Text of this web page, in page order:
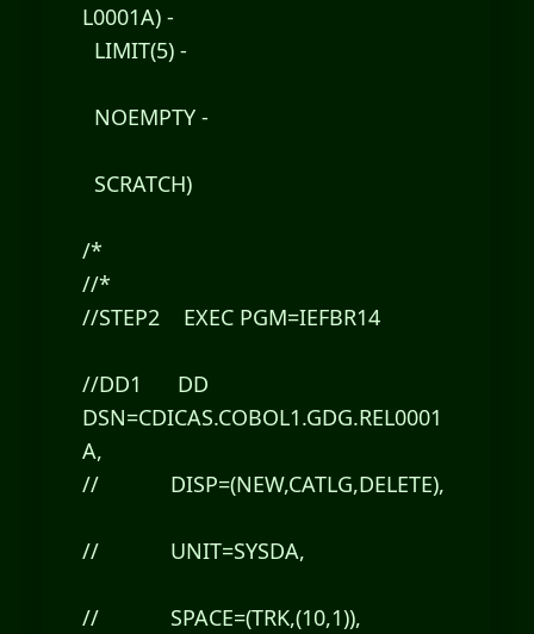
L0001A) -
LIMIT(5) -
NOEMPTY -
SCRATCH)
/*
//*
//STEP2 EXEC PGM=IEFBR14
//DD1 DD
DSN=CDICAS.COBOL1.GDG.REL0001
A,
// DISP=(NEW,CATLG,DELETE),
// UNIT=SYSDA,
// SPACE=(TRK,(10,1)),